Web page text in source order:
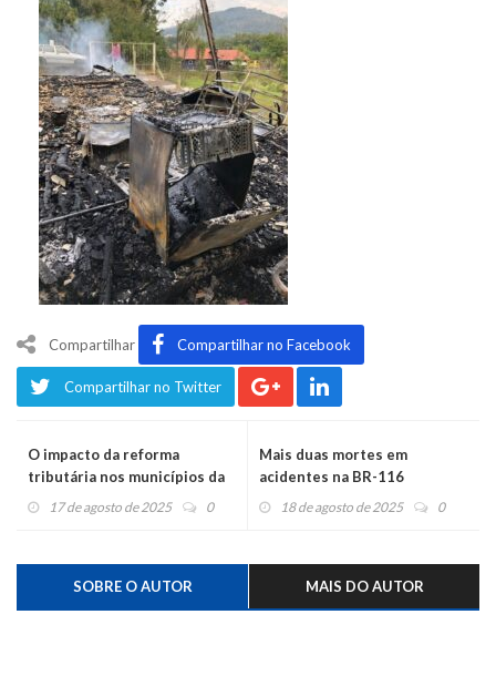
Compartilhar Compartilhar no Facebook
Compartilhar no Twitter
O impacto da reforma
tributária nos municípios da
região17 de agosto de 2025 0
Mais duas mortes em
acidentes na BR-116
18 de agosto de 2025 0
SOBRE O AUTOR MAIS DO AUTOR